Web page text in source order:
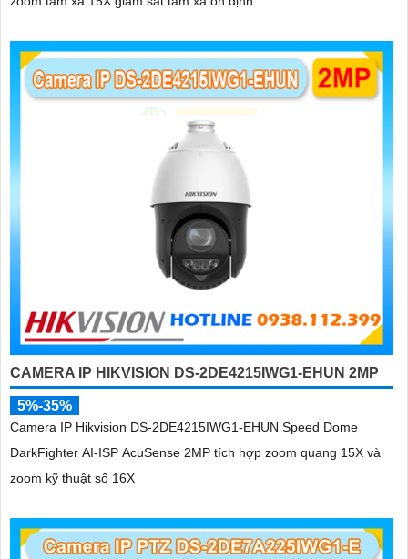
CAMERA IP HIKVISION DS-2DE4215IWG1-EHUN 2MP
5%-35%
Camera IP Hikvision DS-2DE4215IWG1-EHUN Speed Dome
DarkFighter AI-ISP AcuSense 2MP tích hợp zoom quang 15X và
zoom kỹ thuật số 16X